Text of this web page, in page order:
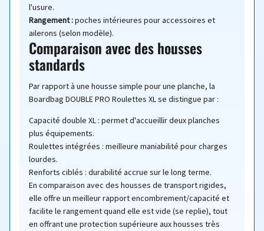
l'usure.
Rangement :poches intérieures pour accessoires et
ailerons (selon modèle).
Comparaison avec des housses
standards
Par rapport à une housse simple pour une planche, la
Boardbag DOUBLE PRO Roulettes XL se distingue par :
Capacité double XL : permet d'accueillir deux planches
plus équipements.
Roulettes intégrées : meilleure maniabilité pour charges
lourdes.
Renforts ciblés : durabilité accrue sur le long terme.
En comparaison avec des housses de transport rigides,
elle offre un meilleur rapport encombrement/capacité et
facilite le rangement quand elle est vide (se replie), tout
en offrant une protection supérieure aux housses très